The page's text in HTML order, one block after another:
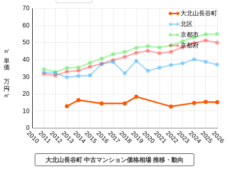
20102011201220132014201520162017201820192020202120222023202420252026
0
10
20
30
40
50
60
70
㎡単価 万円/㎡
大北山長谷町
北区
京都市
京都府
大北山長谷町 中古マンション価格相場 推移・動向